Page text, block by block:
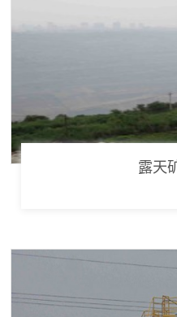
露天